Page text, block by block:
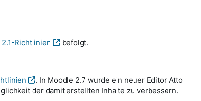
2.1-Richtlinien befolgt.
. In Moodle 2.7 wurde ein neuer Editor Atto
der damit erstellten Inhalte zu verbessern.